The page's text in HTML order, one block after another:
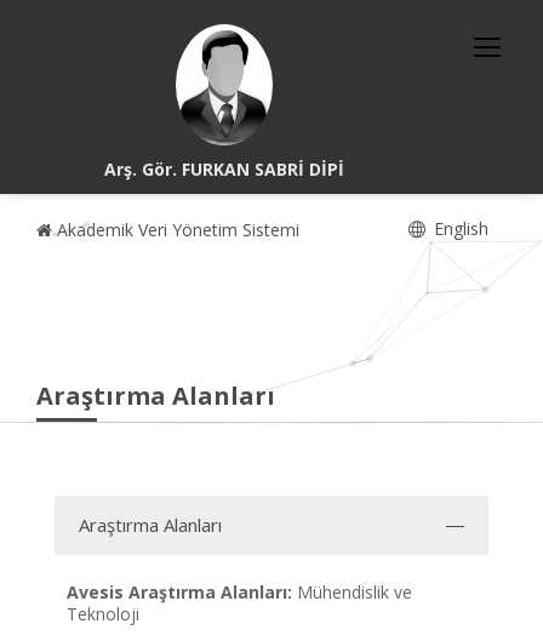
Arş. Gör. FURKAN SABRİ DİPİ
Akademik Veri Yönetim Sistemi English
Araştırma Alanları
Araştırma Alanları
Avesis Araştırma Alanları: Mühendislik ve
Teknoloji